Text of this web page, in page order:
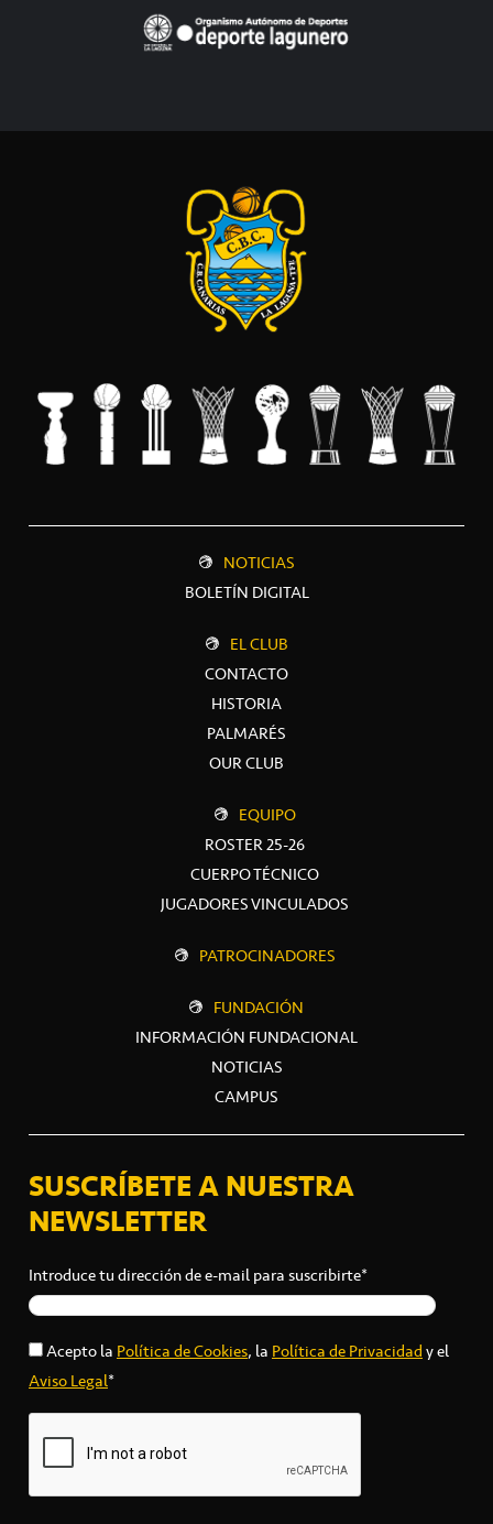
NOTICIAS
BOLETÍN DIGITAL
EL CLUB
CONTACTO
HISTORIA
PALMARÉS
OUR CLUB
EQUIPO
ROSTER 25-26
CUERPO TÉCNICO
JUGADORES VINCULADOS
PATROCINADORES
FUNDACIÓN
INFORMACIÓN FUNDACIONAL
NOTICIAS
CAMPUS
SUSCRÍBETE A NUESTRA
NEWSLETTER
Introduce tu dirección de e-mail para suscribirte*
Acepto laPolítica de Cookies, laPolítica de Privacidady el
Aviso Legal*